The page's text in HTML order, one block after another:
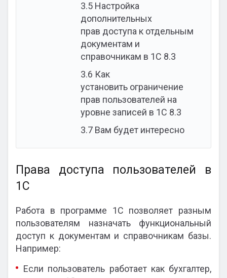
3.5 Настройка
дополнительных
прав доступа к отдельным
документам и
справочникам в 1С 8.3
3.6 Как
установить ограничение
прав пользователей на
уровне записей в 1С 8.3
3.7 Вам будет интересно
Права доступа пользователей в
1С
Работа в программе 1С позволяет разным
пользователям назначать функциональный
доступ к документам и справочникам базы.
Например:
Если пользователь работает как бухгалтер,